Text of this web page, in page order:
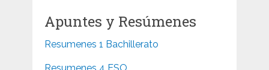
Apuntes y Resúmenes
Resumenes 1 Bachillerato